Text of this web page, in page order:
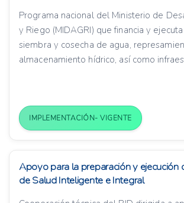
Programa nacional del Ministerio de
y Riego (MIDAGRI) que financia y
siembra y cosecha de agua,
almacenamiento hídrico, así como
IMPLEMENTACIÓN- VIGENTE
Apoyo para la preparación y ejecución
de Salud Inteligente e Integral